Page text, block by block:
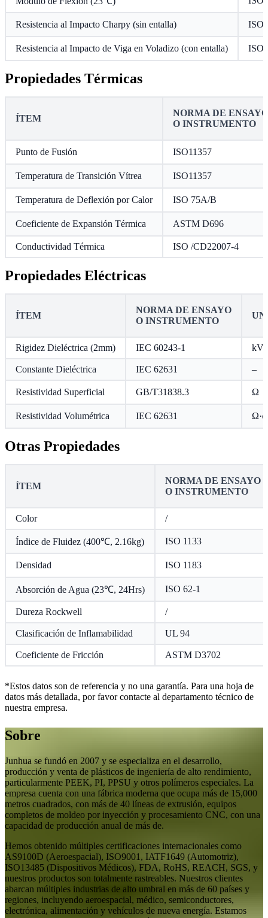
Resistencia al Impacto Charpy (sin entalla) ISO
Resistencia al Impacto de Viga en Voladizo (con entalla) ISO
Propiedades Térmicas
ÍTEM
NORMA DE ENSAYO
O INSTRUMENTO
Punto de Fusión ISO11357
Temperatura de Transición Vítrea ISO11357
Temperatura de Deflexión por Calor ISO 75A/B
Coeficiente de Expansión Térmica ASTM D696
Conductividad Térmica ISO /CD22007-4
Propiedades Eléctricas
ÍTEM
NORMA DE ENSAYO
O INSTRUMENTO
Rigidez Dieléctrica (2mm) IEC 60243-1 kV/
Constante Dieléctrica IEC 62631 –
Resistividad Superficial GB/T31838.3 Ω
Resistividad Volumétrica IEC 62631
Otras Propiedades
ÍTEM
NORMA DE ENSAYO
O INSTRUMENTO
Color /
Índice de Fluidez (400℃, 2.16kg) ISO 1133
Densidad ISO 1183
Absorción de Agua (23℃, 24Hrs) ISO 62-1
Dureza Rockwell /
Clasificación de Inflamabilidad UL 94
Coeficiente de Fricción ASTM D3702
*Estos datos son de referencia y no una garantía. Para una hoja de
datos más detallada, por favor contacte al departamento técnico de
nuestra empresa.
Sobre
Junhua se fundó en 2007 y se especializa en el desarrollo,
producción y venta de plásticos de ingeniería de alto rendimiento,
particularmente PEEK, PI, PPSU y otros polímeros especiales. La
empresa cuenta con una fábrica moderna que ocupa más de 15,000
metros cuadrados, con más de 40 líneas de extrusión, equipos
completos de moldeo por inyección y procesamiento CNC, con una
capacidad de producción anual de más de.
Hemos obtenido múltiples certificaciones internacionales como
AS9100D (Aeroespacial), ISO9001, IATF1649 (Automotriz),
ISO13485 (Dispositivos Médicos), FDA, RoHS, REACH, SGS, y
nuestros productos son totalmente rastreables. Nuestros clientes
abarcan múltiples industrias de alto umbral en más de 60 países y
regiones, incluyendo aeroespacial, médico, semiconductores,
electrónica, alimentación y vehículos de nueva energía. Estamos